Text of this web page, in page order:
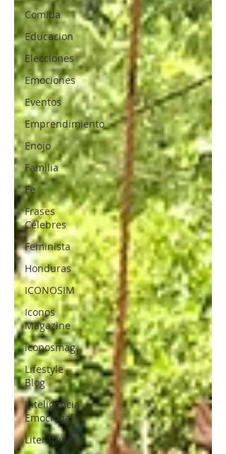
Comida
Educacion
Elecciones
Emociones
Eventos
Emprendimiento
Enojo
Familia
Fe
Frases
Célebres
Feminista
Honduras
ICONOSIM
Iconos
Magazine
iconosmag
Lifestyle
Blog
Inteligencia
Emocional
Literatura